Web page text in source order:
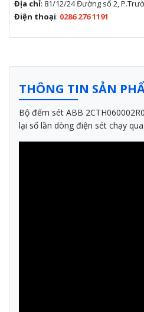
Địa chỉ: 81/12/24 Đường số 2,
Điện thoại: 0286 276 1191
THÔNG TIN SẢN
Bộ đếm sét ABB
lại số lần dòng điện sét chạy